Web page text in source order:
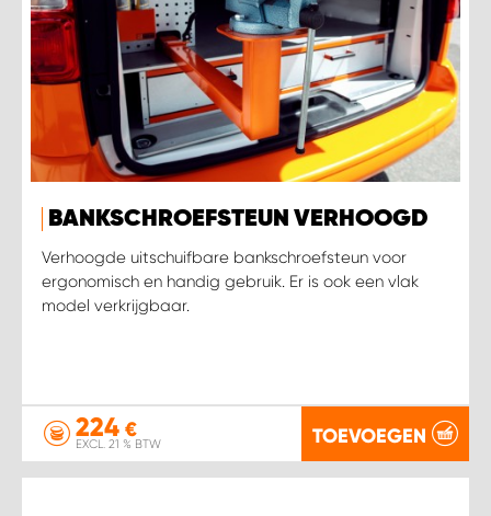
BANKSCHROEFSTEUN VERHOOGD
Verhoogde uitschuifbare bankschroefsteun voor
ergonomisch en handig gebruik. Er is ook een vlak
model verkrijgbaar.
224 €
EXCL. 21 % BTW TOEVOEGEN